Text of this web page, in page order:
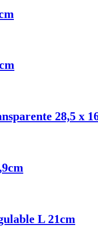
28,5 x
L 21cm